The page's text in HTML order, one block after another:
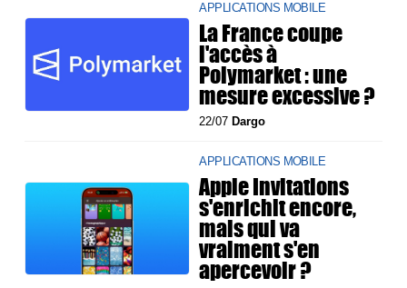
APPLICATIONS MOBILE
La France coupe
l'accès à
Polymarket : une
mesure excessive ?
22/07 Dargo
APPLICATIONS MOBILE
Apple Invitations
s'enrichit encore,
mais qui va
vraiment s'en
apercevoir ?